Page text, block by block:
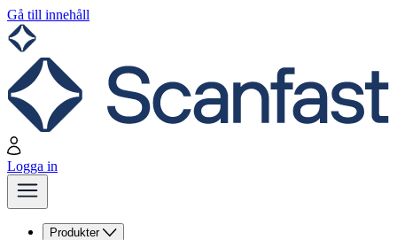
Gå till innehåll
Logga in
Produkter